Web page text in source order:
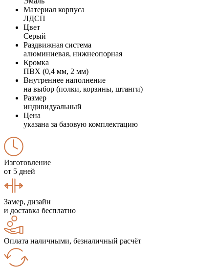
Материал корпуса
ЛДСП
Цвет
Серый
Раздвижная система
алюминиевая, нижнеопорная
Кромка
ПВХ (0,4 мм, 2 мм)
Внутреннее наполнение
на выбор (полки, корзины, штанги)
Размер
индивидуальный
Цена
указана за базовую комплектацию
Изготовление
от 5 дней
Замер, дизайн
и доставка бесплатно
Оплата наличными, безналичный расчёт